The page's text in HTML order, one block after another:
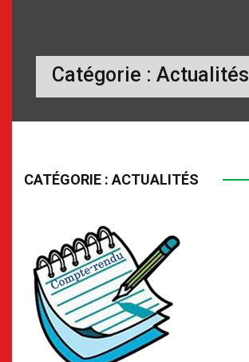
Catégorie : Actualités
CATÉGORIE : ACTUALITÉS